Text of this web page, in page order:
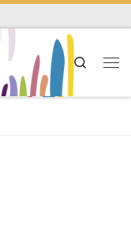
Search